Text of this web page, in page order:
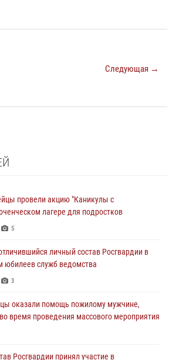
Следующая →
провели акцию "Каникулы с
лагере для подростков
5
личный состав Росгвардии в
юбилеев служб ведомства
3
оказали помощь пожилому мужчине,
время проведения массового мероприятия
Росгвардии принял участие в